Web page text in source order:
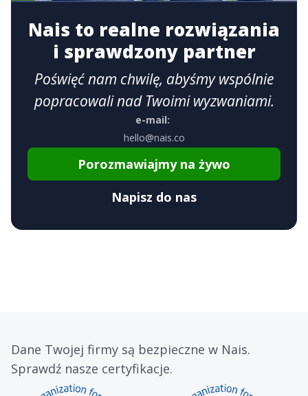
Nais to realne rozwiązania
i sprawdzony partner
Poświęć nam chwilę, abyśmy wspólnie
popracowali nad Twoimi wyzwaniami.
e-mail:
hello@nais.co
Porozmawiajmy na żywo
Napisz do nas
Dane Twojej firmy są bezpieczne w Nais.
Sprawdź nasze certyfikacje.